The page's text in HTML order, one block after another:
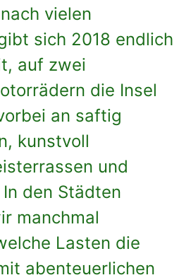
vielen
sich 2018 endlich
auf zwei
die Insel
an saftig
kunstvoll
und
den Städten
manchmal
Lasten die
abenteuerlichen